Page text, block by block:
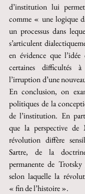
d’institution lui
comme « une logique
un processus dans
s’articulent
en évidence que
certaines difficultés
l’irruption d’une
En conclusion, on
politiques de la
de l’institution. En
que la perspective de
révolution diffère
Sartre, de la
permanente de
selon laquelle la
« fin de l’histoire ».